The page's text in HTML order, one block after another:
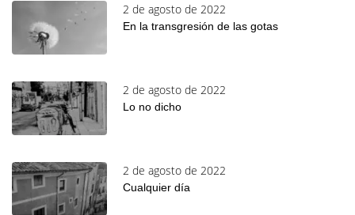
2 de agosto de 2022
En la transgresión de las gotas
2 de agosto de 2022
Lo no dicho
2 de agosto de 2022
Cualquier día